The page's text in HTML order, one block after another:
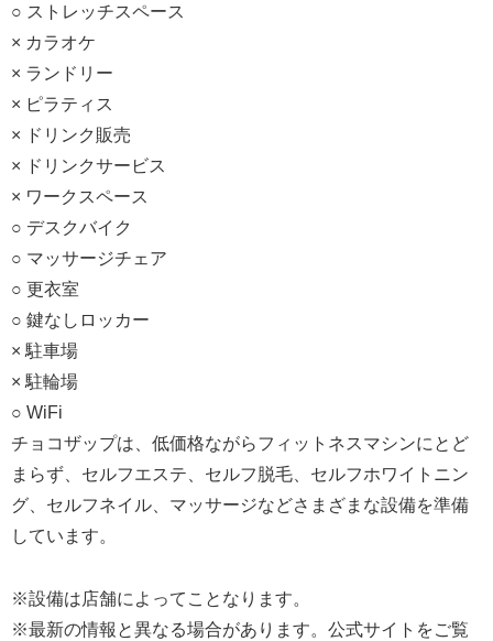
○ ストレッチスペース
× カラオケ
× ランドリー
× ピラティス
× ドリンク販売
× ドリンクサービス
× ワークスペース
○ デスクバイク
○ マッサージチェア
○ 更衣室
○ 鍵なしロッカー
× 駐車場
× 駐輪場
○ WiFi
チョコザップは、低価格ながらフィットネスマシンにとど
まらず、セルフエステ、セルフ脱毛、セルフホワイトニン
グ、セルフネイル、マッサージなどさまざまな設備を準備
しています。
※設備は店舗によってことなります。
※最新の情報と異なる場合があります。公式サイトをご覧